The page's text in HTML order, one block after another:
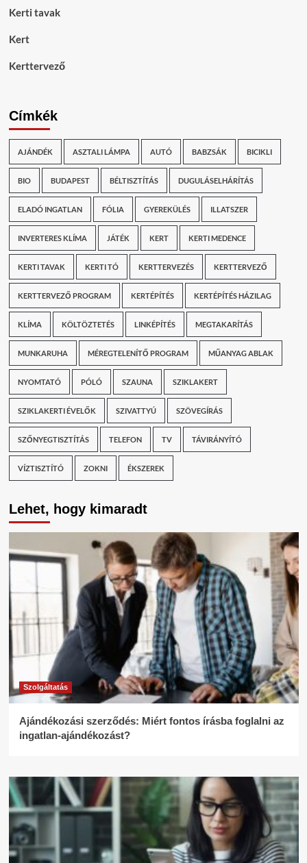
Kerti tavak
Kert
Kerttervező
Címkék
AJÁNDÉK ASZTALI LÁMPA AUTÓ BABZSÁK BICIKLI
BIO BUDAPEST BÉLTISZTÍTÁS DUGULÁSELHÁRÍTÁS
ELADÓ INGATLAN FÓLIA GYEREKÜLÉS ILLATSZER
INVERTERES KLÍMA JÁTÉK KERT KERTI MEDENCE
KERTI TAVAK KERTI TÓ KERTTERVEZÉS KERTTERVEZŐ
KERTTERVEZŐ PROGRAM KERTÉPÍTÉS KERTÉPÍTÉS HÁZILAG
KLÍMA KÖLTÖZTETÉS LINKÉPÍTÉS MEGTAKARÍTÁS
MUNKARUHA MÉREGTELENÍTŐ PROGRAM MŰANYAG ABLAK
NYOMTATÓ PÓLÓ SZAUNA SZIKLAKERT
SZIKLAKERTI ÉVELŐK SZIVATTYÚ SZÖVEGÍRÁS
SZŐNYEGTISZTÍTÁS TELEFON TV TÁVIRÁNYÍTÓ
VÍZTISZTÍTÓ ZOKNI ÉKSZEREK
Lehet, hogy kimaradt
Szolgáltatás
Ajándékozási szerződés: Miért fontos írásba foglalni az
ingatlan-ajándékozást?